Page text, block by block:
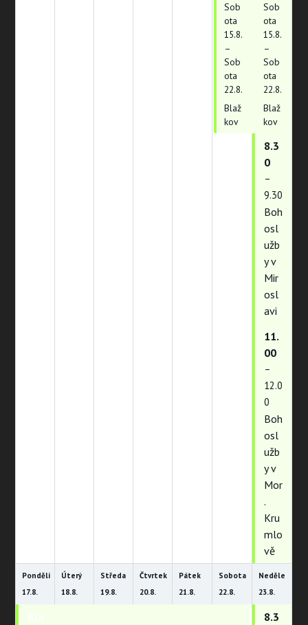
Sob
ota
15.8.
–
Sob
ota
22.8.
Blaž
kov
Sob
ota
15.8.
–
Sob
ota
22.8.
Blaž
kov
8.3
0
–
9.30
Boh
osl
užb
y v
Mir
osl
avi
11.
00
–
12.0
0
Boh
osl
užb
y v
Mor
.
Kru
mlo
vě
Pondělí
17.8.
Úterý
18.8.
Středa
19.8.
Čtvrtek
20.8.
Pátek
21.8.
Sobota
22.8.
Neděle
23.8.
8.3